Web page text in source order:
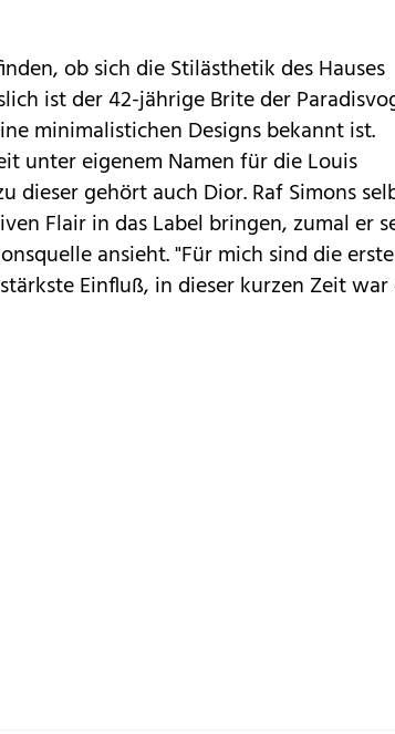
ob sich die Stilästhetik des Hauses
ist der 42-jährige Brite der
minimalistichen Designs bekannt ist.
unter eigenem Namen für die Louis
dieser gehört auch Dior. Raf Simons
Flair in das Label bringen, zumal er
ansieht. "Für mich sind die
Einfluß, in dieser kurzen Zeit war